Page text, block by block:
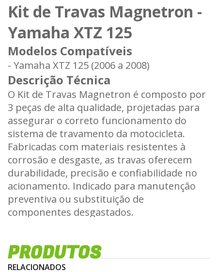
Kit de Travas Magnetron -
Yamaha XTZ 125
Modelos Compatíveis
- Yamaha XTZ 125 (2006 a 2008)
Descrição Técnica
O Kit de Travas Magnetron é composto por
3 peças de alta qualidade, projetadas para
assegurar o correto funcionamento do
sistema de travamento da motocicleta.
Fabricadas com materiais resistentes à
corrosão e desgaste, as travas oferecem
durabilidade, precisão e confiabilidade no
acionamento. Indicado para manutenção
preventiva ou substituição de
componentes desgastados.
125 dentro do período especificado. As
peças proporcionam maior segurança,
PRODUTOS
RELACIONADOS